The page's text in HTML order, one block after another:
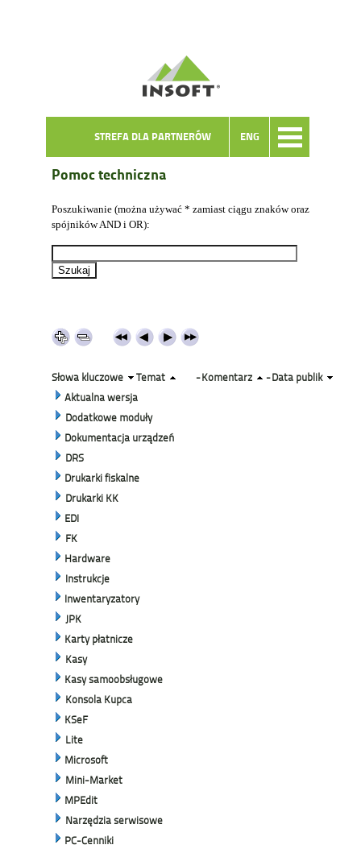
ENG
STREFA DLA PARTNERÓW
Pomoc techniczna
Poszukiwanie (można używać * zamiast ciągu znaków oraz
spójników AND i OR):
Słowa kluczowe Temat -Komentarz -Data publik
Aktualna wersja
Dodatkowe moduły
Dokumentacja urządzeń
DRS
Drukarki fiskalne
Drukarki KK
EDI
FK
Hardware
Instrukcje
Inwentaryzatory
JPK
Karty płatnicze
Kasy
Kasy samoobsługowe
Konsola Kupca
KSeF
Lite
Microsoft
Mini-Market
MPEdit
Narzędzia serwisowe
PC-Cenniki